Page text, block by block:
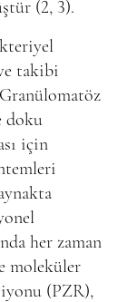
(2, 3).
takibi
Granülomatöz
doku
için
her zaman
moleküler
(PZR),